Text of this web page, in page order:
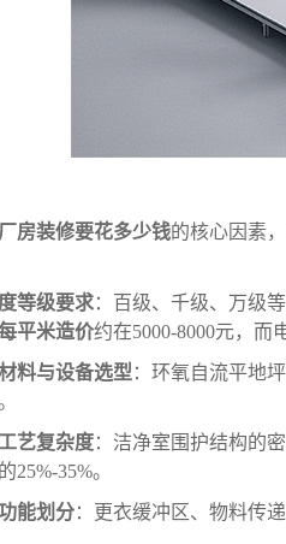
房装修要花多少‌钱的核心因素
等级要求‌：百级、千级、万级
平米造价‌约在5000-8000元，而
料与设备选型‌ ：环氧自流平地
艺复杂度‌：洁净室围护结构的
25%-35%。
能划分‌：更衣缓冲区、物料传